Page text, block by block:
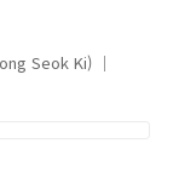
Seok Ki)